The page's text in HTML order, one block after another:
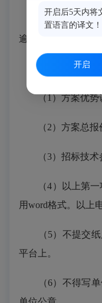
1.信息征集提
逾期不予受理。
2.参与方案评
（1）方案优
（2）方案总
（3）招标技
（4）以上第
用word格式。以
（5）不提交
平台上。
（6）不得写
开启后5天内将
置语言的译文！
开启